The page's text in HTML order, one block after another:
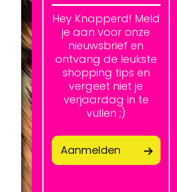
Hey Knapperd! Meld
je aan voor onze
nieuwsbrief en
ontvang de leukste
shopping tips en
vergeet niet je
verjaardag in te
vullen ;)
Aanmelden